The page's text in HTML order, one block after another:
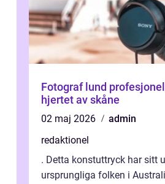
Fotograf lund profesjonell fotografi i
hjertet av skåne
02 maj 2026
admin
redaktionel
. Detta konstuttryck har sitt
ursprungliga folken i